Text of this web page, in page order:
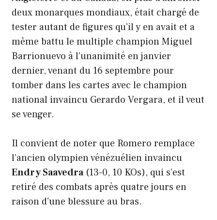
deux monarques mondiaux, était chargé de
tester autant de figures qu’il y en avait et a
même battu le multiple champion Miguel
Barrionuevo à l’unanimité en janvier
dernier, venant du 16 septembre pour
tomber dans les cartes avec le champion
national invaincu Gerardo Vergara, et il veut
se venger.
Il convient de noter que Romero remplace
l’ancien olympien vénézuélien invaincu
Endry Saavedra(13-0, 10 KOs), qui s’est
retiré des combats après quatre jours en
raison d’une blessure au bras.